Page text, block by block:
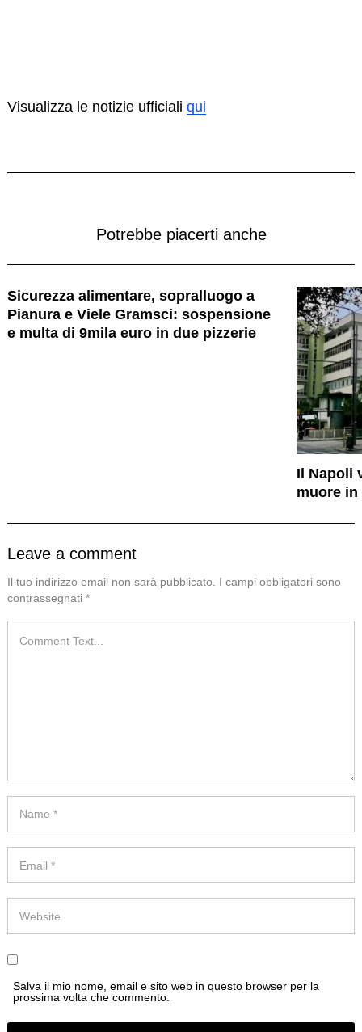
Visualizza le notizie ufficiali qui
Potrebbe piacerti anche
Sicurezza alimentare, sopralluogo a
Pianura e Viele Gramsci: sospensione
e multa di 9mila euro in due pizzerie
Il Napoli
muore in
Leave a comment
Il tuo indirizzo email non sarà pubblicato.
I campi obbligatori sono
contrassegnati *
Salva il mio nome, email e sito web in questo browser per la
prossima volta che commento.